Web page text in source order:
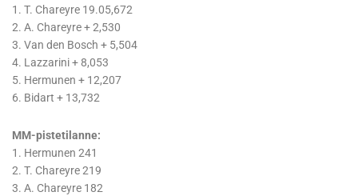
1. T. Chareyre 19.05,672
2. A. Chareyre + 2,530
3. Van den Bosch + 5,504
4. Lazzarini + 8,053
5. Hermunen + 12,207
6. Bidart + 13,732
MM-pistetilanne:
1. Hermunen 241
2. T. Chareyre 219
3. A. Chareyre 182